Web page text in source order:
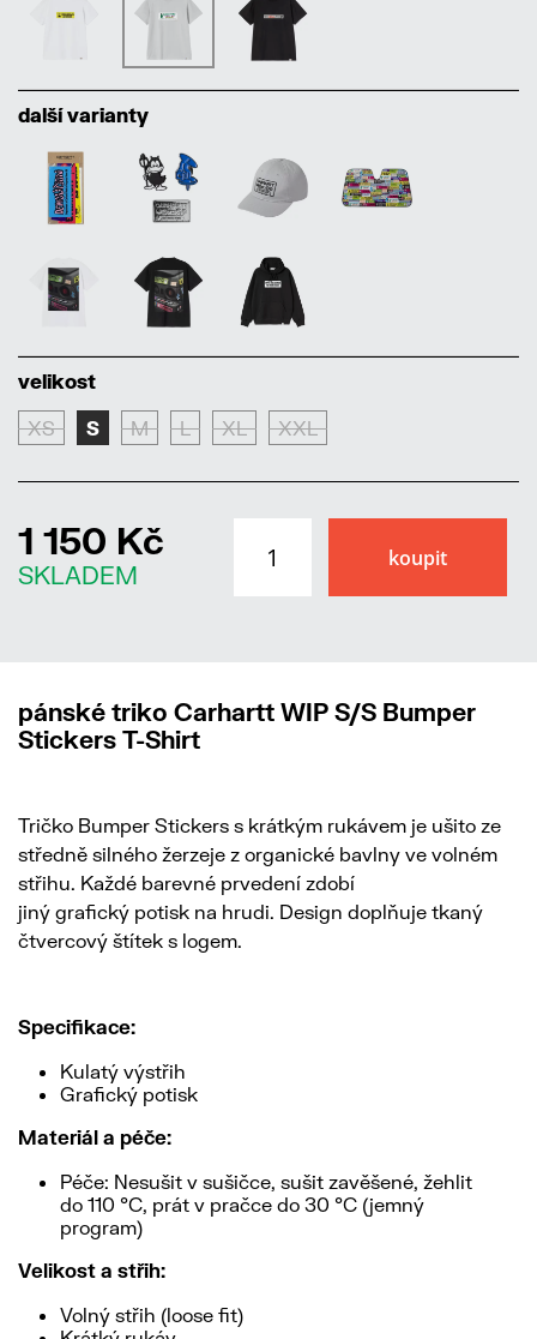
další varianty
velikost
XS S M L XL XXL
1 150 Kč
SKLADEM
pánské triko Carhartt WIP S/S Bumper
Stickers T-Shirt
Tričko Bumper Stickers s krátkým rukávem je ušito ze
středně silného žerzeje z organické bavlny ve volném
střihu. Každé barevné prvedení zdobí
jiný grafický potisk na hrudi. Design doplňuje tkaný
čtvercový štítek s logem.
Specifikace:
Kulatý výstřih
Grafický potisk
Materiál a péče:
Péče: Nesušit v sušičce, sušit zavěšené, žehlit
do 110 °C, prát v pračce do 30 °C (jemný
program)
Velikost a střih:
Volný střih (loose fit)